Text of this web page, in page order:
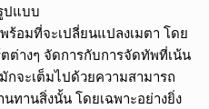
ปแบบ
ร้อมที่จะเปลี่ยนแปลงเมตา โดย
ต่างๆ จัดการกับการจัดทัพที่เน้น
จะเต็มไปด้วยความสามารถ
ทานสิ่งนั้น โดยเฉพาะอย่างยิ่ง